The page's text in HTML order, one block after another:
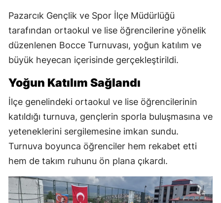
Pazarcık Gençlik ve Spor İlçe Müdürlüğü
tarafından ortaokul ve lise öğrencilerine yönelik
düzenlenen Bocce Turnuvası, yoğun katılım ve
büyük heyecan içerisinde gerçekleştirildi.
Yoğun Katılım Sağlandı
İlçe genelindeki ortaokul ve lise öğrencilerinin
katıldığı turnuva, gençlerin sporla buluşmasına ve
yeteneklerini sergilemesine imkan sundu.
Turnuva boyunca öğrenciler hem rekabet etti
hem de takım ruhunu ön plana çıkardı.